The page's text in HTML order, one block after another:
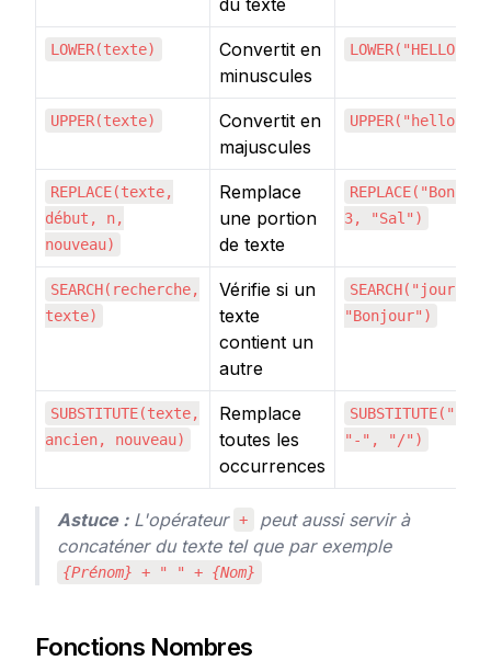
du texte
LOWER(texte)
Convertit en
minuscules
LOWER("HELLO")
UPPER(texte)
Convertit en
majuscules
UPPER("hello")
REPLACE(texte,
début, n,
nouveau)
Remplace
une portion
de texte
3, "Sal")
SEARCH(recherche,
texte)
Vérifie si un
texte
contient un
autre
SEARCH("jour",
"Bonjour")
SUBSTITUTE(texte,
ancien, nouveau)
Remplace
toutes les
occurrences
SUBSTITUTE("a-
"-", "/")
Astuce : L'opérateur +
peut aussi servir à
concaténer du texte tel que par exemple
{Prénom} + " " + {Nom}
Fonctions Nombres